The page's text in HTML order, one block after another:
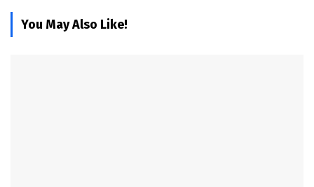
You May Also Like!